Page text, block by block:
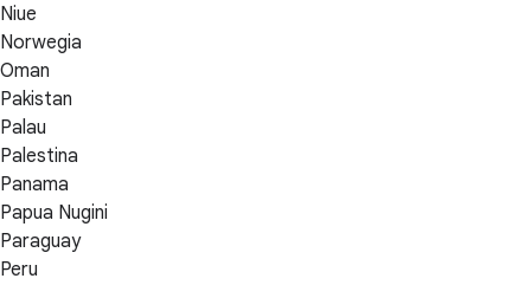
Niue
Norwegia
Oman
Pakistan
Palau
Palestina
Panama
Papua Nugini
Paraguay
Peru